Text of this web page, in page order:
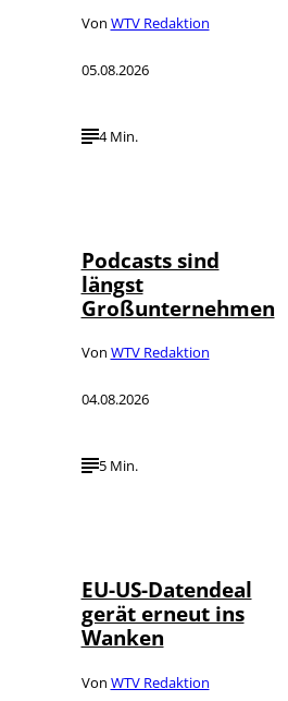
Von WTV Redaktion
05.08.2026
4 Min.
Podcasts sind
längst
Großunternehmen
Von WTV Redaktion
04.08.2026
5 Min.
EU-US-Datendeal
gerät erneut ins
Wanken
Von WTV Redaktion